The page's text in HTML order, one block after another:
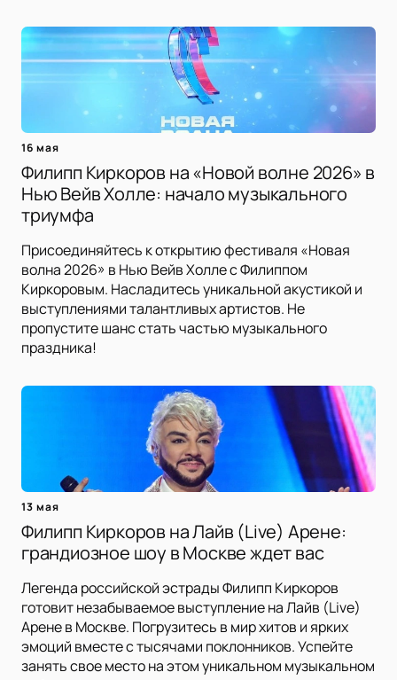
16 мая
Филипп Киркоров на «Новой волне 2026» в
Нью Вейв Холле: начало музыкального
триумфа
Присоединяйтесь к открытию фестиваля «Новая
волна 2026» в Нью Вейв Холле с Филиппом
Киркоровым. Насладитесь уникальной акустикой и
выступлениями талантливых артистов. Не
пропустите шанс стать частью музыкального
праздника!
13 мая
Филипп Киркоров на Лайв (Live) Арене:
грандиозное шоу в Москве ждет вас
Легенда российской эстрады Филипп Киркоров
готовит незабываемое выступление на Лайв (Live)
Арене в Москве. Погрузитесь в мир хитов и ярких
эмоций вместе с тысячами поклонников. Успейте
занять свое место на этом уникальном музыкальном